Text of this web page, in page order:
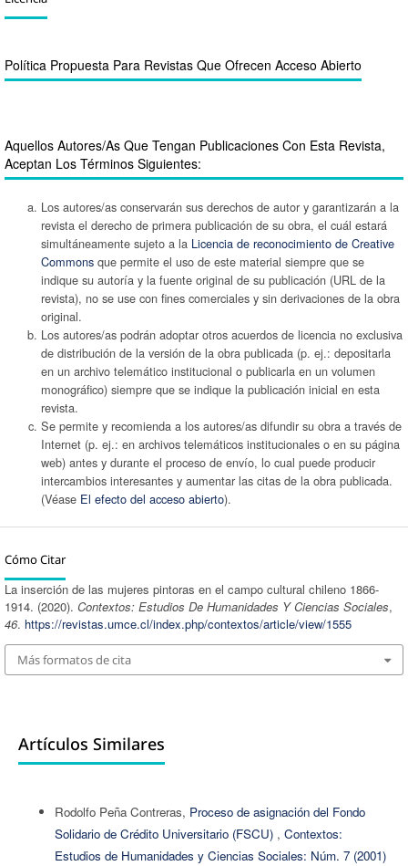
Política Propuesta Para Revistas Que Ofrecen Acceso Abierto
Aquellos Autores/as Que Tengan Publicaciones Con Esta Revista,
Aceptan Los Términos Siguientes:
Los autores/as conservarán sus derechos de autor y garantizarán a la
revista el derecho de primera publicación de su obra, el cuál estará
simultáneamente sujeto a la Licencia de reconocimiento de Creative
Commonsque permite el uso de este material siempre que se
indique su autoría y la fuente original de su publicación (URL de la
revista), no se use con fines comerciales y sin derivaciones de la obra
original.
Los autores/as podrán adoptar otros acuerdos de licencia no exclusiva
de distribución de la versión de la obra publicada (p. ej.: depositarla
en un archivo telemático institucional o publicarla en un volumen
monográfico) siempre que se indique la publicación inicial en esta
revista.
Se permite y recomienda a los autores/as difundir su obra a través de
Internet (p. ej.: en archivos telemáticos institucionales o en su página
web) antes y durante el proceso de envío, lo cual puede producir
intercambios interesantes y aumentar las citas de la obra publicada.
(Véase El efecto del acceso abierto).
Cómo Citar
La inserción de las mujeres pintoras en el campo cultural chileno 1866-
1914. (2020). Contextos: Estudios De Humanidades Y Ciencias Sociales,
46. https://revistas.umce.cl/index.php/contextos/article/view/1555
Más formatos de cita
Artículos Similares
Rodolfo Peña Contreras, Proceso de asignación del Fondo
Solidario de Crédito Universitario (FSCU) , Contextos:
Estudios de Humanidades y Ciencias Sociales: Núm. 7 (2001)